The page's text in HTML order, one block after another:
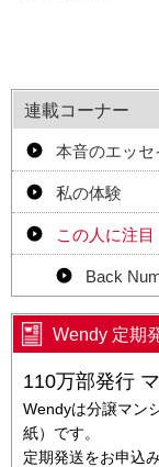
連載コーナー
本音のエッセ
私の体験
この人に注目
Back
Wendy 定期
110万部発行
Wendyは分譲マン
紙）です。
定期発送をお申込